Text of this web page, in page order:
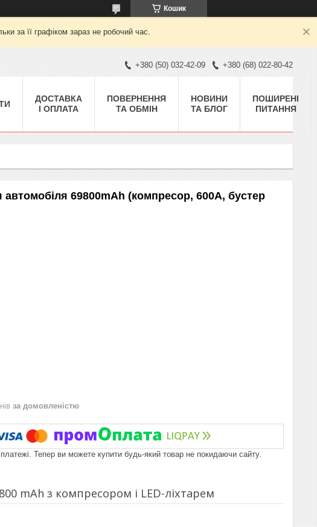
Кошик
за її графіком зараз не робочий час.
+380 (50) 032-42-09 +380 (68) 022-80-42
ДОСТАВКА
І ОПЛАТА
ПОВЕРНЕННЯ
ТА ОБМІН
НОВИНИ
ТА БЛОГ
ПОШИРЕНІ
ПИТАННЯ
автомобіля 69800mAh (компресор, 600A, бустер
за домовленістю
платежі. Тепер ви можете купити будь-який товар не покидаючи сайту.
mAh з компресором і LED-ліхтарем